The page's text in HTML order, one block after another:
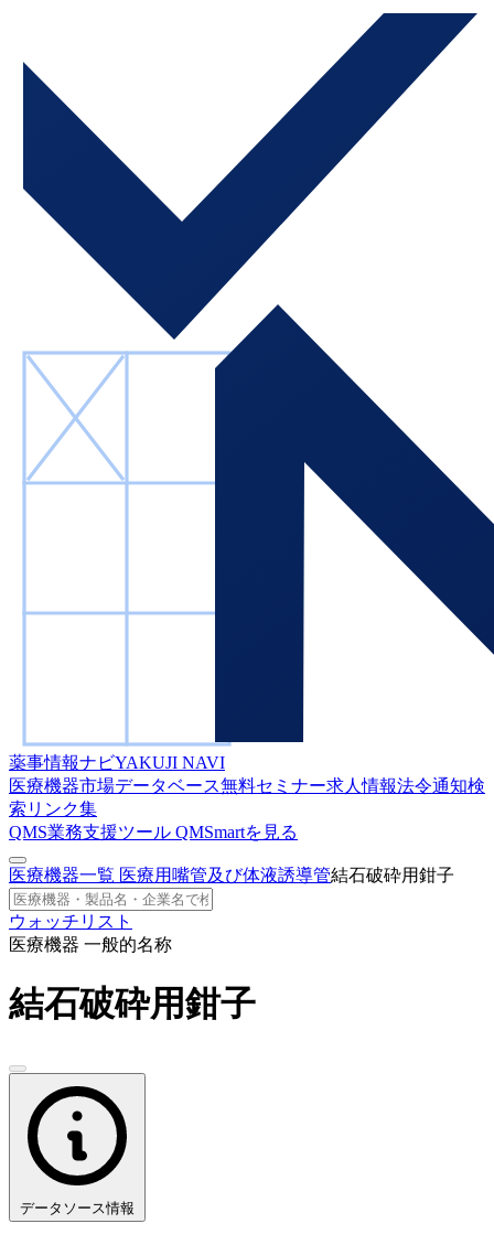
薬事情報ナビYAKUJI NAVI
医療機器市場データベース無料セミナー求人情報法令通知検
索 リンク集
QMS業務支援ツール QMSmartを見る
医療機器一覧 医療用嘴管及び体液誘導管結石破砕用鉗子
ウォッチリスト
医療機器 一般的名称
結石破砕用鉗子
データソース情報